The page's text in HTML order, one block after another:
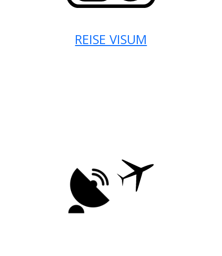
REISE VISUM